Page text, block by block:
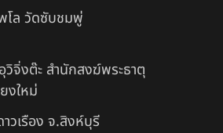
โล วัดซับชมพู่
จิ่งต๊ะ สำนักสงฆ์พระธาตุ
งใหม่
วเรือง จ.สิงห์บุรี